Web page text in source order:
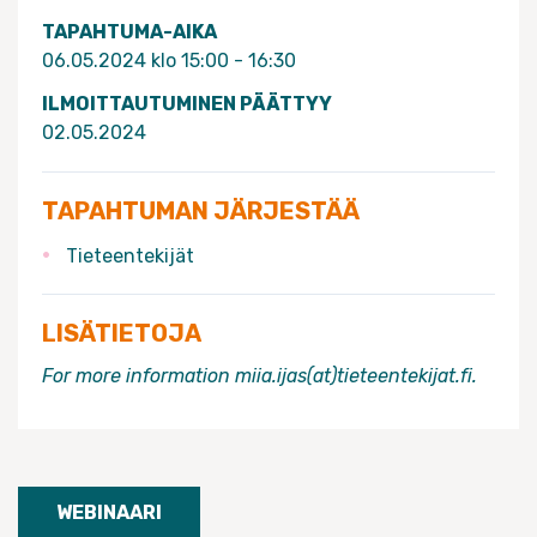
TAPAHTUMA-AIKA
06.05.2024 klo 15:00 - 16:30
ILMOITTAUTUMINEN PÄÄTTYY
02.05.2024
TAPAHTUMAN JÄRJESTÄÄ
Tieteentekijät
LISÄTIETOJA
For more information miia.ijas(at)tieteentekijat.fi.
WEBINAARI